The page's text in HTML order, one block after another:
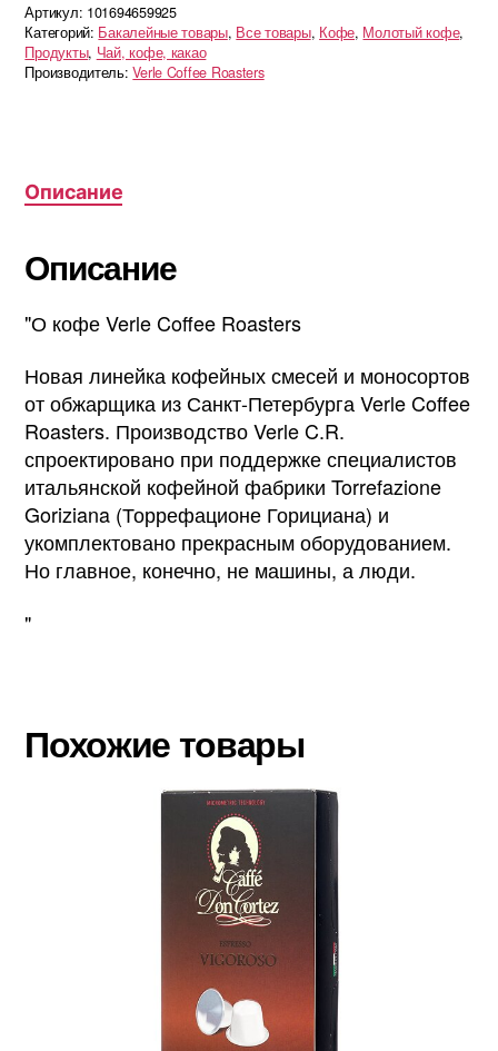
Артикул: 101694659925
Категорий: Бакалейные товары, Все товары, Кофе, Молотый кофе,
Продукты, Чай, кофе, какао
Производитель:Verle Coffee Roasters
Описание
Описание
"О кофе Verle Coffee Roasters
Новая линейка кофейных смесей и моносортов
от обжарщика из Санкт-Петербурга Verle Coffee
Roasters. Производство Verle C.R.
спроектировано при поддержке специалистов
итальянской кофейной фабрики Torrefazione
Goriziana (Торрефационе Горициана) и
укомплектовано прекрасным оборудованием.
Но главное, конечно, не машины, а люди.
"
Похожие товары